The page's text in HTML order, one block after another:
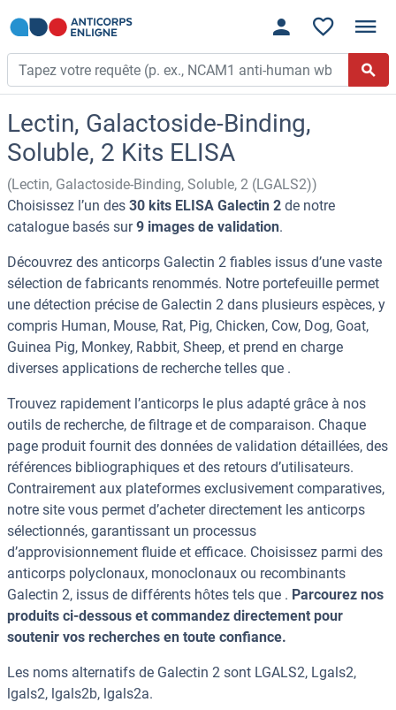
Lectin, Galactoside-Binding,
Soluble, 2 Kits ELISA
(Lectin, Galactoside-Binding, Soluble, 2 (LGALS2))
Choisissez l’un des 30 kits ELISA Galectin 2 de notre
catalogue basés sur9 images de validation.
Découvrez des anticorps Galectin 2 fiables issus d’une vaste
sélection de fabricants renommés. Notre portefeuille permet
une détection précise de Galectin 2 dans plusieurs espèces, y
compris Human, Mouse, Rat, Pig, Chicken, Cow, Dog, Goat,
Guinea Pig, Monkey, Rabbit, Sheep, et prend en charge
diverses applications de recherche telles que .
Trouvez rapidement l’anticorps le plus adapté grâce à nos
outils de recherche, de filtrage et de comparaison. Chaque
page produit fournit des données de validation détaillées, des
références bibliographiques et des retours d’utilisateurs.
Contrairement aux plateformes exclusivement comparatives,
notre site vous permet d’acheter directement les anticorps
sélectionnés, garantissant un processus
d’approvisionnement fluide et efficace. Choisissez parmi des
anticorps polyclonaux, monoclonaux ou recombinants
Galectin 2, issus de différents hôtes tels que . Parcourez nos
produits ci-dessous et commandez directement pour
soutenir vos recherches en toute confiance.
Les noms alternatifs de Galectin 2 sont LGALS2, Lgals2,
lgals2, lgals2b, lgals2a.